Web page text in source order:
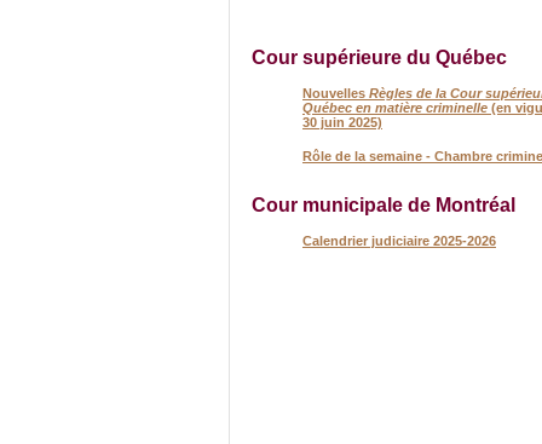
Cour supérieure du Québec
Nouvelles Règles de la Cour
Québec en matière criminelle (en
30 juin 2025)
Rôle de la semaine - Chambre
Cour municipale de Montréal
Calendrier judiciaire 2025-2026